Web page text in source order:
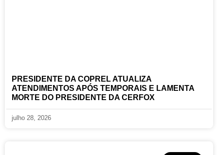
PRESIDENTE DA COPREL ATUALIZA
ATENDIMENTOS APÓS TEMPORAIS E LAMENTA
MORTE DO PRESIDENTE DA CERFOX
julho 28, 2026